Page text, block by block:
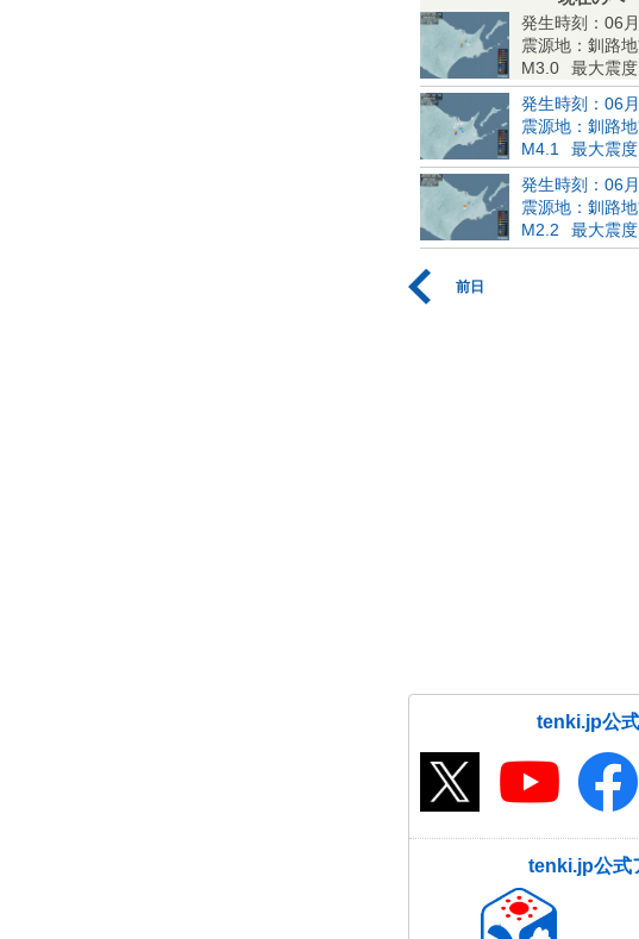
発生時刻：06
震源地：釧路
M3.0
最大震
発生時刻：06
震源地：釧路
M4.1
最大震
発生時刻：06
震源地：釧路
M2.2
最大震度
前日
tenki.jp公
tenki.jp公式